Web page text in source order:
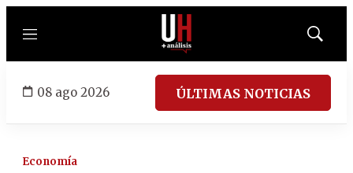
Menú
Mostrar
08 ago 2026 ÚLTIMAS NOTICIAS
Economía